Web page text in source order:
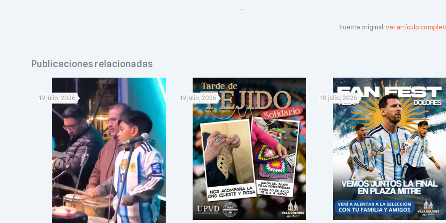
.
Fuente original:ver artículo
Publicaciones relacionadas
19 julio, 2026 19 julio, 2026 18 julio, 2026